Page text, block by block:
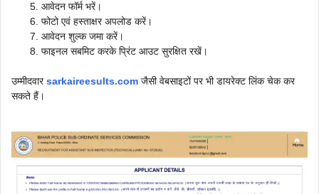
आवेदन फॉर्म भरें।
फोटो एवं हस्ताक्षर अपलोड करें।
आवेदन शुल्क जमा करें।
फाइनल सबमिट करके प्रिंट आउट सुरक्षित रखें।
उम्मीदवारsarkaireesults.com जैसी वेबसाइटों पर भी डायरेक्ट लिंक चेक कर
सकते हैं।